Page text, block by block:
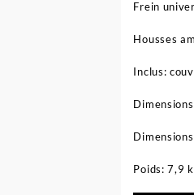
Frein
Housses
Inclus:
Poids: 7,9